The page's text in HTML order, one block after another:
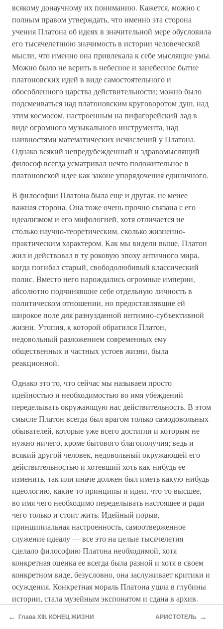
всякому донаучному их пониманию. Кажется, можно с
полным правом утверждать, что именно эта сторона
учения Платона об идеях в значительной мере обусловила
его тысячелетнюю значимость в истории человеческой
мысли, что именно она привлекала к себе мыслящие умы.
Можно было не верить в небесное и занебесное бытие
платоновских идей в виде самостоятельного и
обособленного царства действительности; можно было
подсмеиваться над платоновским круговоротом душ, над
этим космосом, настроенным на пифагорейский лад в
виде огромного музыкального инструмента, над
наивностями математических исчислений у Платона.
Однако всякий непредубежденный и здравомыслящий
философ всегда усматривал нечто положительное в
платоновской идее как законе упорядочения единичного.
В философии Платона была еще и другая, не менее
важная сторона. Она тоже очень прочно связана с его
идеализмом и его мифологией, хотя отличается не
столько научно-теоретическим, сколько жизненно-
практическим характером. Как мы видели выше, Платон
жил и действовал в ту роковую эпоху античного мира,
когда погибал старый, свободолюбивый классический
полис. Вместо него нарождались огромные империи,
абсолютно подчинявшие себе отдельную личность в
политическом отношении, но предоставлявшие ей
широкое поле для разнузданной интимно-субъективной
жизни. Утопия, к которой обратился Платон,
недовольный разложением современных ему
общественных и частных устоев жизни, была
реакционной.
Однако это то, что сейчас мы называем просто
идейностью и необходимостью во имя убеждений
переделывать окружающую нас действительность. В этом
смысле Платон всегда был врагом только самодовольных
обывателей, которые уже всего достигли и которым не
нужно ничего, кроме бытового благополучия; ведь и
всякий другой человек, недовольный окружающей его
действительностью и хотевший хоть как-нибудь ее
изменить, так или иначе должен был иметь какую-нибудь
идеологию, какие-то принципы и идеи, что-то высшее,
во имя чего необходимо переделывать настоящее и ради
чего только и стоит жить. Идейный порыв,
принципиальная настроенность, самоотверженное
служение идеалу — все это на целые тысячелетия
сделало философию Платона необходимой, хотя
конкретная оценка ее всегда была разной и хотя в своем
конкретном виде, безусловно, она заслуживает критики и
осуждения. Конкретная мораль Платона ушла в глубины
истории, стала музейным экспонатом и сдана в архив.
Платон, никогда не умирала.
← Глава XIII. КОНЕЦ ЖИЗНИ АРИСТОТЕЛЬ →